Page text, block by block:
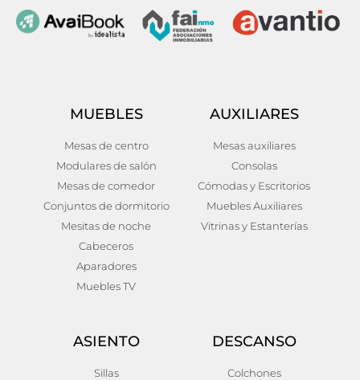
MUEBLES
Mesas de centro
Modulares de salón
Mesas de comedor
Conjuntos de dormitorio
Mesitas de noche
Cabeceros
Aparadores
Muebles TV
AUXILIARES
Mesas auxiliares
Consolas
Cómodas y Escritorios
Muebles Auxiliares
Vitrinas y Estanterías
ASIENTO
Sillas
DESCANSO
Colchones